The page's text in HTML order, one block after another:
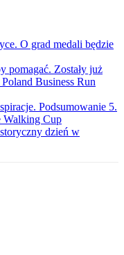
O grad medali będzie
pomagać. Zostały już
Business Run
Podsumowanie 5.
Walking Cup
dzień w